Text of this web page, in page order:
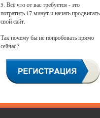
5. Всё что от вас требуется - это
потратить 17 минут и начать продвигать
свой сайт.
Так почему бы не попробовать прямо
сейчас?